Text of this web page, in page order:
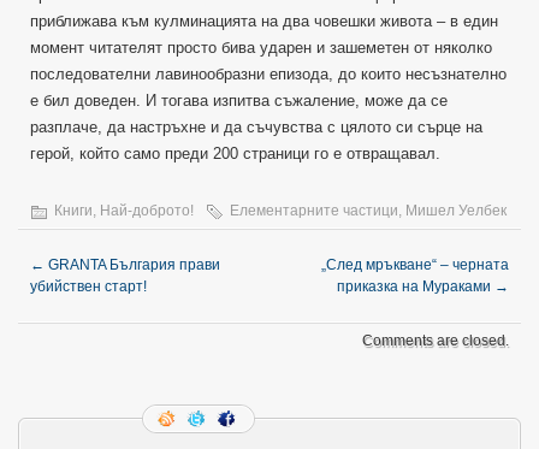
приближава към кулминацията на два човешки живота – в един
момент читателят просто бива ударен и зашеметен от няколко
последователни лавинообразни епизода, до които несъзнателно
е бил доведен. И тогава изпитва съжаление, може да се
разплаче, да настръхне и да съчувства с цялото си сърце на
герой, който само преди 200 страници го е отвращавал.
Книги Най-доброто! Елементарните частици Мишел Уелбек
← GRANTA България прави
убийствен старт!
„След мръкване“ – черната
приказка на Мураками →
Comments are closed.